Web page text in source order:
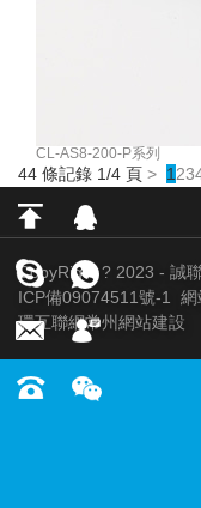
CL-AS8-200-P系列
44 條記錄 1/4 頁 > 1 23
CopyRight ? 2023 - 誠
ICP備09074511號-1
網
環互聯網常州網站建設